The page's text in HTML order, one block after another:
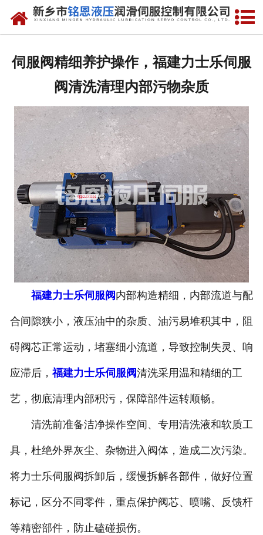
网站首页
新闻动态
资质荣誉
维修现场
售后服务
联系我们
伺服阀精细养护操作，福建力士乐伺服
阀清洗清理内部污物杂质
福建力士乐伺服阀 内部构造精细，内部流道与配
合间隙狭小，液压油中的杂质、油污易堆积其中，阻
碍阀芯正常运动，堵塞细小流道，导致控制失灵、响
应滞后， 福建力士乐伺服阀清洗采用温和精细的工
艺，彻底清理内部积污，保障部件运转顺畅。
清洗前准备洁净操作空间、专用清洗液和软质工
具，杜绝外界灰尘、杂物进入阀体，造成二次污染。
将力士乐伺服阀拆卸后，缓慢拆解各部件，做好位置
标记，区分不同零件，重点保护阀芯、喷嘴、反馈杆
等精密部件，防止磕碰损伤。